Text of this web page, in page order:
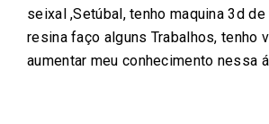
seixal ,Setúbal, tenho maquina 3d
resina faço alguns Trabalhos, tenho
aumentar meu conhecimento nessa